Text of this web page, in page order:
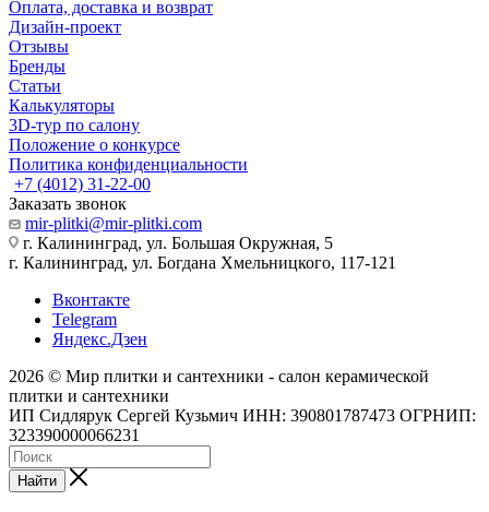
Оплата, доставка и возврат
Дизайн-проект
Отзывы
Бренды
Статьи
Калькуляторы
3D-тур по салону
Положение о конкурсе
Политика конфиденциальности
+7 (4012) 31-22-00
Заказать звонок
mir-plitki@mir-plitki.com
г. Калининград, ул. Большая Окружная, 5
г. Калининград, ул. Богдана Хмельницкого, 117-121
Вконтакте
Telegram
Яндекс.Дзен
2026 © Мир плитки и сантехники - салон керамической
плитки и сантехники
ИП Сидлярук Сергей Кузьмич ИНН: 390801787473 ОГРНИП:
323390000066231
Найти